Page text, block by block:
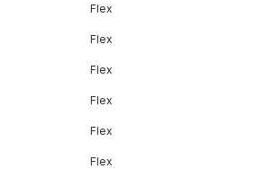
Flex
Flex
Flex
Flex
Flex
Flex